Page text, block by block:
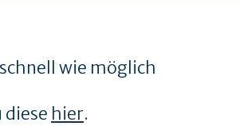
wie möglich
hier.